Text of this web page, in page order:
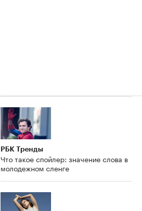
РБК Тренды
Что такое спойлер: значение слова в
молодежном сленге